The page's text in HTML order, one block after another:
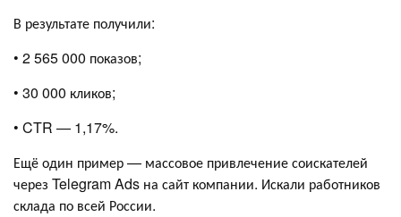
В результате получили:
• 2 565 000 показов;
• 30 000 кликов;
• CTR — 1,17%.
Ещё один пример — массовое привлечение соискателей
через Telegram Ads на сайт компании. Искали работников
склада по всей России.